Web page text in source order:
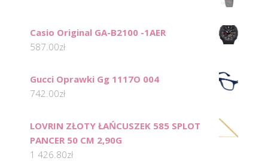
Casio Original GA-B2100 -1AER
587.00zł
Gucci Oprawki Gg 1117O 004
742.00zł
LOVRIN ZŁOTY ŁAŃCUSZEK 585 SPLOT
PANCER 50 CM 2,90G
1 426.80zł